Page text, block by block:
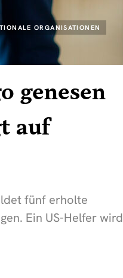
ORGANISATIONEN
genesen
auf
fünf erholte
Ein US-Helfer wird